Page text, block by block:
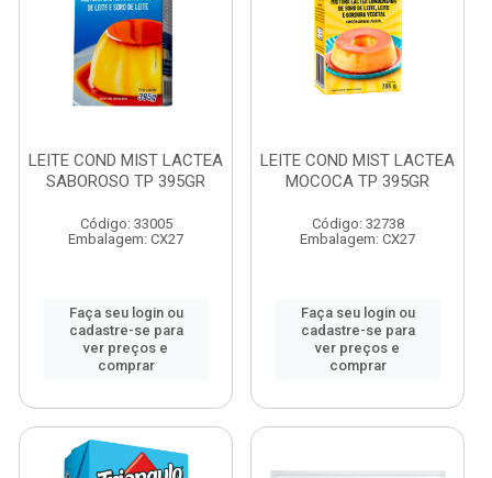
LEITE COND MIST LACTEA
SABOROSO TP 395GR
Código: 33005
Embalagem: CX27
Faça seu login ou
cadastre-se para
ver preços e
comprar
LEITE COND MIST LACTEA
MOCOCA TP 395GR
Código: 32738
Embalagem: CX27
Faça seu login ou
cadastre-se para
ver preços e
comprar